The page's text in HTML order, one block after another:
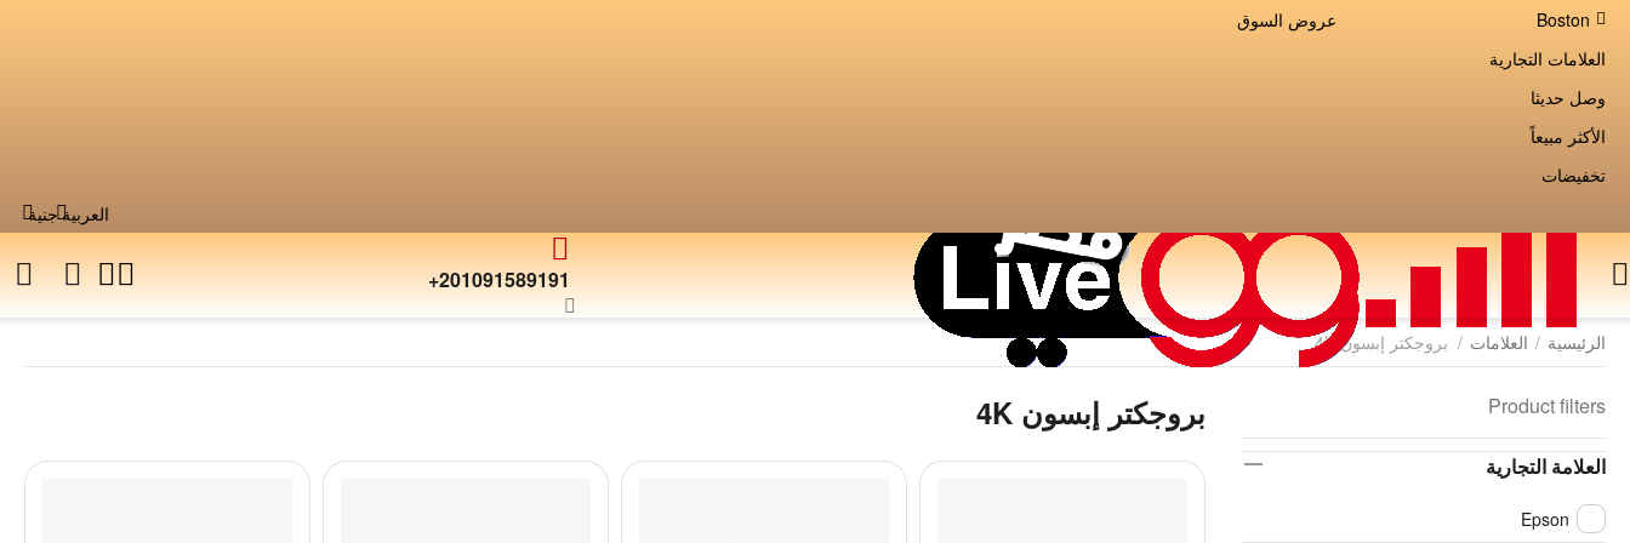
Boston
عروض السوق
العلامات التجارية
وصل حديثا
الأكثر مبيعاً
تخفيضات
جنيةالعربية
+201091589191
الرئيسية / العلامات / بروجكتر إبسون 4K
بروجكتر إبسون 4K Product filters
العلامة التجارية
Epson